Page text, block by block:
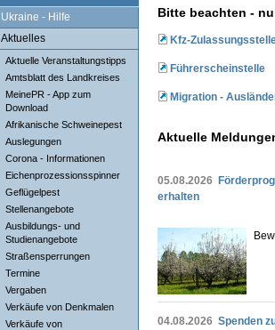
Ukraine - Hilfe
Aktuelles
Aktuelle Veranstaltungstipps
Amtsblatt des Landkreises
MeinePR - App zum
Download
Afrikanische Schweinepest
Auslegungen
Corona - Informationen
Eichenprozessionsspinner
Geflügelpest
Stellenangebote
Ausbildungs- und
Studienangebote
Straßensperrungen
Termine
Vergaben
Verkäufe von Denkmalen
Verkäufe von
Bitte beachten -
Kfz-
Führerscheinstelle
Migration -
Aktuelle
05.08.2026
erhalten
04.08.2026 Spenden